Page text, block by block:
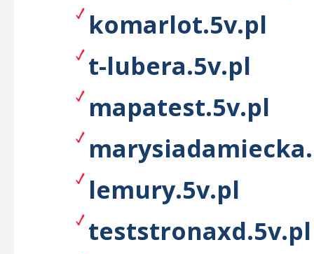
komarlot.5v.pl
t-lubera.5v.pl
mapatest.5v.pl
lemury.5v.pl
teststronaxd.5v.pl